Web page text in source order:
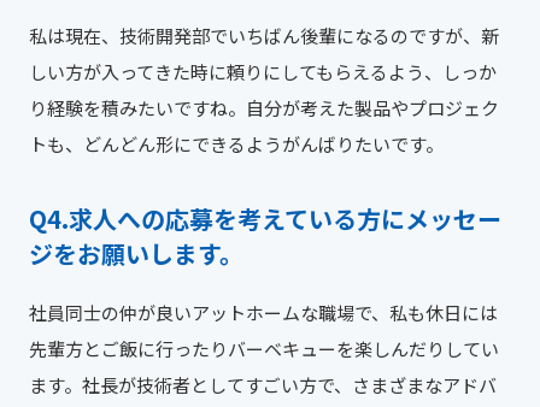
私は現在、技術開発部でいちばん後輩になるのですが、新
しい方が入ってきた時に頼りにしてもらえるよう、しっか
り経験を積みたいですね。自分が考えた製品やプロジェク
トも、どんどん形にできるようがんばりたいです。
求人への応募を考えている方にメッセー
ジをお願いします。
社員同士の仲が良いアットホームな職場で、私も休日には
先輩方とご飯に行ったりバーベキューを楽しんだりしてい
ます。社長が技術者としてすごい方で、さまざまなアドバ